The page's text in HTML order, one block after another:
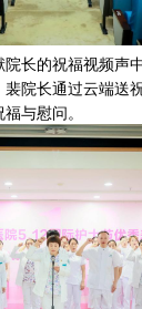
长的祝福视频声
院长通过云端送
与慰问。